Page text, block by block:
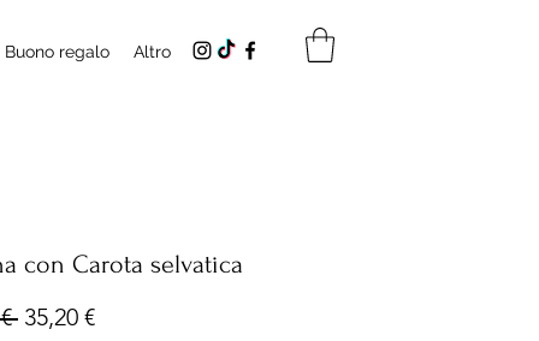
Buono regalo Altro
con Carota selvatica
€ Prezzo
35,20 €Prezzo